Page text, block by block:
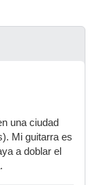
una ciudad
Mi guitarra es
a doblar el